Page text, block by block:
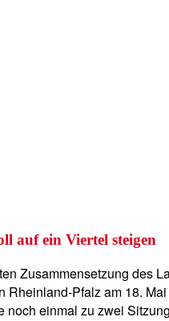
auf ein Viertel steigen
Zusammensetzung des
Rheinland-Pfalz am 18.
noch einmal zu zwei